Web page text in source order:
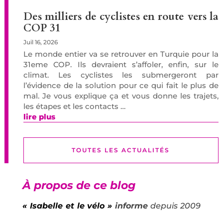
Des milliers de cyclistes en route vers la
COP 31
Juil 16, 2026
Le monde entier va se retrouver en Turquie pour la
31eme COP. Ils devraient s’affoler, enfin, sur le
climat. Les cyclistes les submergeront par
l’évidence de la solution pour ce qui fait le plus de
mal. Je vous explique ça et vous donne les trajets,
les étapes et les contacts …
lire plus
TOUTES LES ACTUALITÉS
À propos de ce blog
« Isabelle et le vélo » informe depuis 2009